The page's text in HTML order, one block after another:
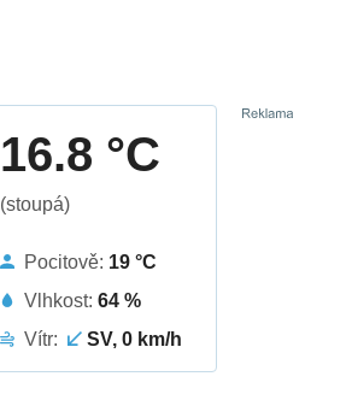
16.8 °C
(stoupá)
Pocitově: 19 °C
Vlhkost:64 %
Vítr:
SV, 0 km/h